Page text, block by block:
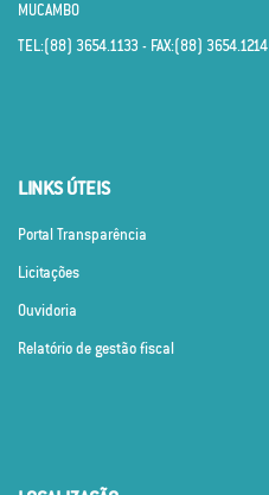
MUCAMBO
TEL:(88) 3654.1133 - FAX:(88) 3654.1214
LINKS ÚTEIS
Portal Transparência
Licitações
Ouvidoria
Relatório de gestão fiscal